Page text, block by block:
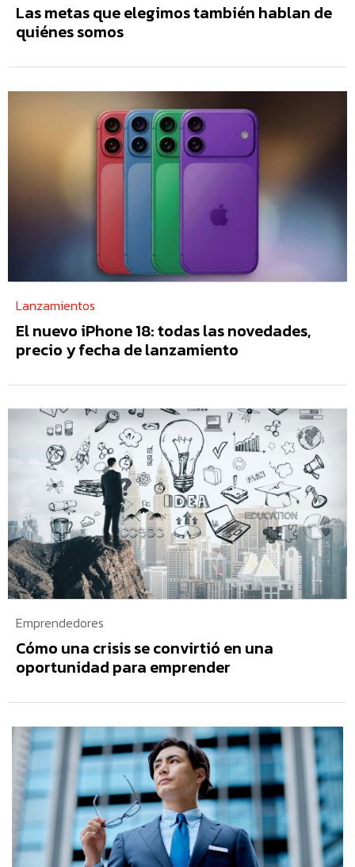
Las metas que elegimos también hablan de
quiénes somos
Lanzamientos
El nuevo iPhone 18: todas las novedades,
precio y fecha de lanzamiento
Emprendedores
Cómo una crisis se convirtió en una
oportunidad para emprender